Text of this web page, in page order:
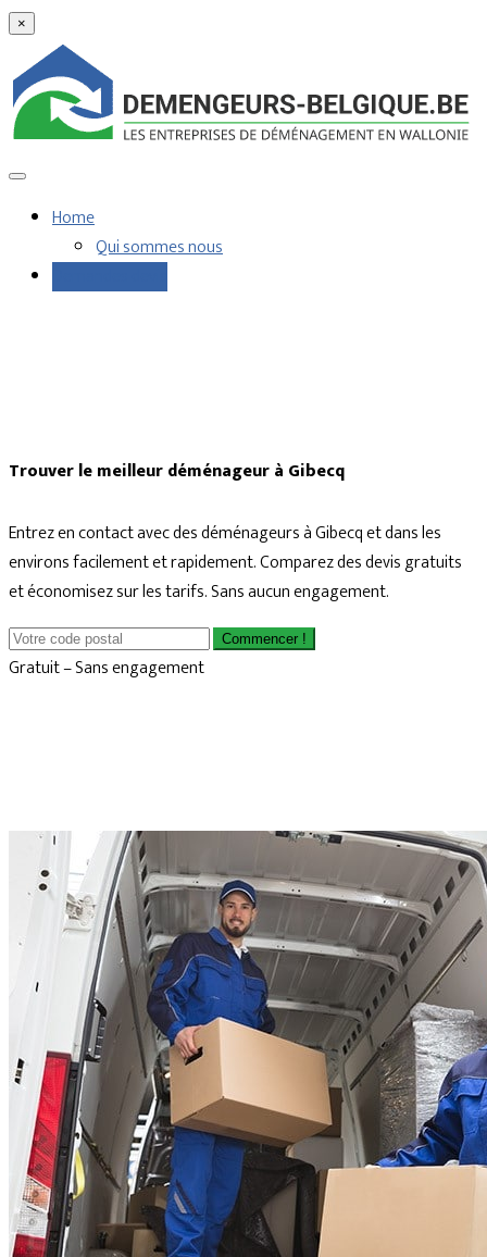
×
Home
Qui sommes nous
Trouver le meilleur déménageur à Gibecq
Entrez en contact avec des déménageurs à Gibecq et dans les
environs facilement et rapidement. Comparez des devis gratuits
et économisez sur les tarifs. Sans aucun engagement.
Commencer !
Gratuit – Sans engagement